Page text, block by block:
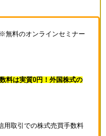
※無料のオンラインセミナー
料は実質0円！外国株式の
取引での株式売買手数料